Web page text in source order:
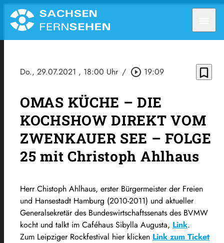
Do., 29.07.2021 , 18:00 Uhr / play_circle_outline 19:09 bookmark_border
OMAS KÜCHE – DIE
KOCHSHOW DIREKT VOM
ZWENKAUER SEE – FOLGE
25 mit Christoph Ahlhaus
Herr Chistoph Ahlhaus, erster Bürgermeister der Freien
und Hansestadt Hamburg (2010-2011) und aktueller
Generalsekretär des Bundeswirtschaftssenats des BVMW
kocht und talkt im Caféhaus Sibylla Augusta, Link.
Zum Leipziger Rockfestival hier klicken Link zum Ticket